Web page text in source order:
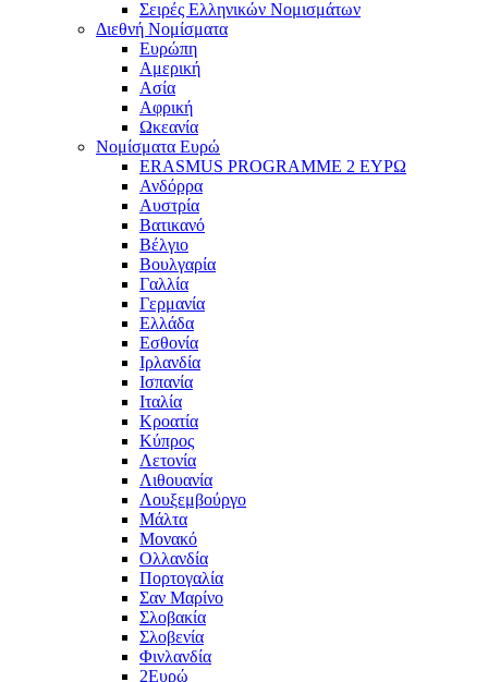
Σειρές Ελληνικών Νομισμάτων
Διεθνή Νομίσματα
Ευρώπη
Αμερική
Ασία
Αφρική
Ωκεανία
Νομίσματα Ευρώ
ERASMUS PROGRAMME 2 ΕΥΡΩ
Ανδόρρα
Αυστρία
Βατικανό
Βέλγιο
Βουλγαρία
Γαλλία
Γερμανία
Ελλάδα
Εσθονία
Ιρλανδία
Ισπανία
Ιταλία
Κροατία
Κύπρος
Λετονία
Λιθουανία
Λουξεμβούργο
Μάλτα
Μονακό
Ολλανδία
Πορτογαλία
Σαν Μαρίνο
Σλοβακία
Σλοβενία
Φινλανδία
2Ευρώ